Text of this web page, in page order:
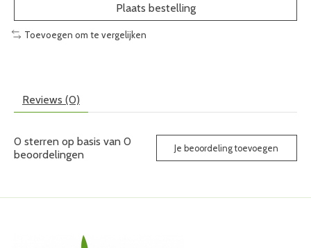
Plaats bestelling
Toevoegen om te vergelijken
Reviews (0)
0 sterren op basis van 0
beoordelingen
Je beoordeling toevoegen